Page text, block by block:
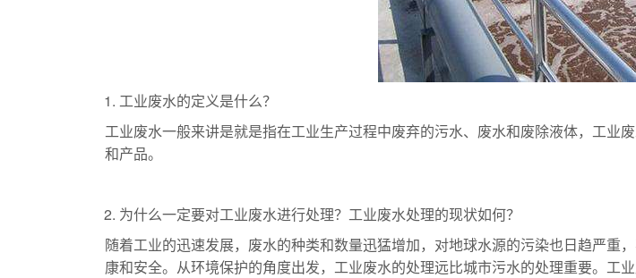
工业废水的定义是什么？
工业废水一般来讲是就是指在工业生产过程中废弃的污水、废水和废除液体，工业
和产品。
为什么一定要对工业废水进行处理？工业废水处理的现状如何？
随着工业的迅速发展，废水的种类和数量迅猛增加，对地球水源的污染也日趋严
康和安全。从环境保护的角度出发，工业废水的处理远比城市污水的处理重要。工